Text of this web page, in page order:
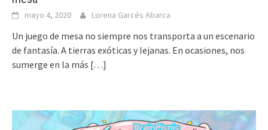
mayo 4, 2020 Lorena Garcés Abarca
Un juego de mesa no siempre nos transporta a un escenario
de fantasía. A tierras exóticas y lejanas. En ocasiones, nos
sumerge en la más […]